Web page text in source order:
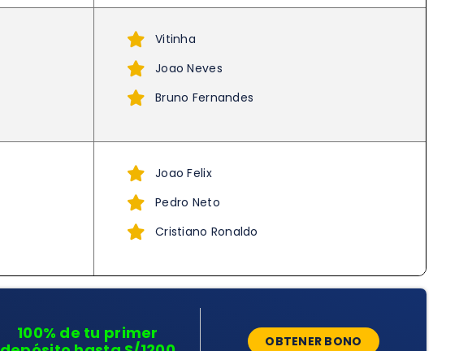
Vitinha
Joao Neves
Bruno Fernandes
Joao Felix
Pedro Neto
Cristiano Ronaldo
100% de tu primer
OBTENER BONO